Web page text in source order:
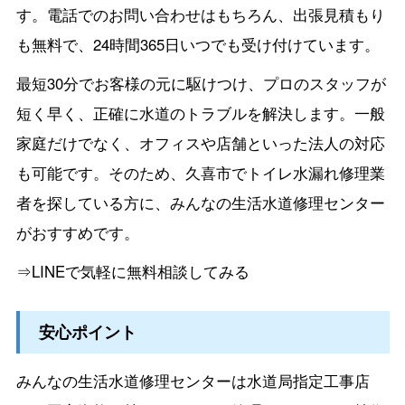
す。電話でのお問い合わせはもちろん、出張見積もり
も無料で、24時間365日いつでも受け付けています。
最短30分でお客様の元に駆けつけ、プロのスタッフが
短く早く、正確に水道のトラブルを解決します。一般
家庭だけでなく、オフィスや店舗といった法人の対応
も可能です。そのため、久喜市でトイレ水漏れ修理業
者を探している方に、みんなの生活水道修理センター
がおすすめです。
⇒LINEで気軽に無料相談してみる
安心ポイント
みんなの生活水道修理センターは水道局指定工事店